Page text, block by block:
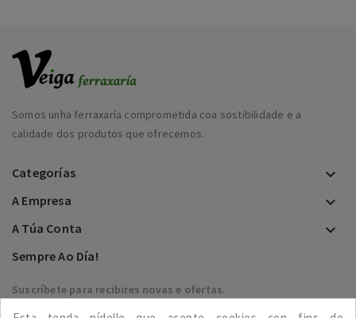
Somos unha ferraxaría comprometida coa sostibilidade e a
calidade dos produtos que ofrecemos.
Categorías 
A Empresa 
A Túa Conta 
Sempre Ao Día!
Suscríbete para recibires novas e ofertas.